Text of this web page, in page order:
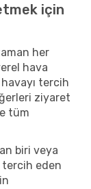
için
her
hava
tercih
ziyaret
tüm
biri veya
eden